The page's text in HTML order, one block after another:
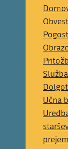
Učna